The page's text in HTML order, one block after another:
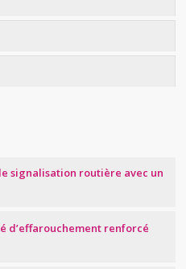
signalisation routière avec un
d’effarouchement renforcé